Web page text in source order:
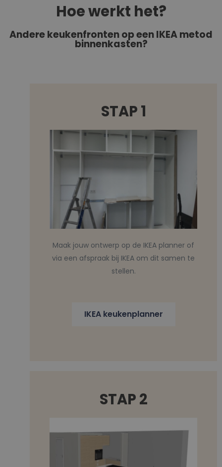
Hoe werkt het?
Andere keukenfronten op een IKEA metod
binnenkasten?
STAP 1
Maak jouw ontwerp op de IKEA planner of
via een afspraak bij IKEA om dit samen te
stellen.
IKEA keukenplanner
STAP 2